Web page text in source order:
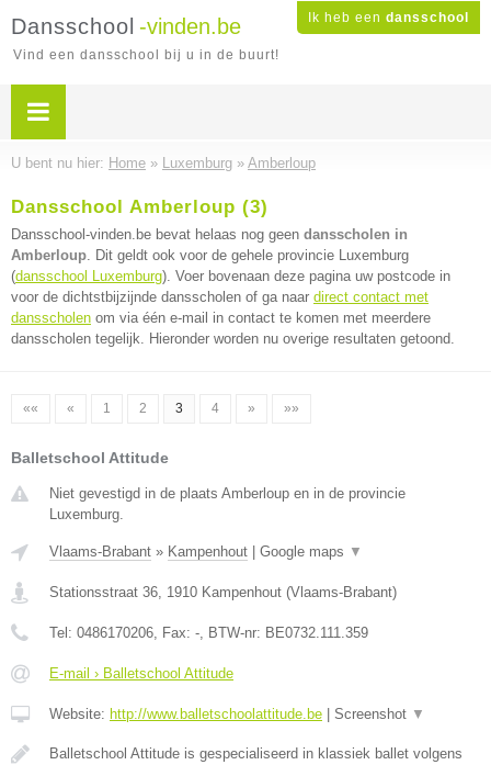
Ik heb een dansschool
Dansschool -vinden.be
Vind een dansschool bij u in de buurt!
U bent nu hier: Home » Luxemburg » Amberloup
Dansschool Amberloup (3)
Dansschool-vinden.be bevat helaas nog geen dansscholen in
Amberloup. Dit geldt ook voor de gehele provincie Luxemburg
(dansschool Luxemburg). Voer bovenaan deze pagina uw postcode in
voor de dichtstbijzijnde dansscholen of ga naar direct contact met
dansscholen om via één e-mail in contact te komen met meerdere
dansscholen tegelijk. Hieronder worden nu overige resultaten getoond.
«« « 1 2 3 4 » »»
Balletschool Attitude
Niet gevestigd in de plaats Amberloup en in de provincie
Luxemburg.
Vlaams-Brabant » Kampenhout Google maps ▼
Stationsstraat 36, 1910 Kampenhout (Vlaams-Brabant)
Tel: 0486170206, Fax: -, BTW-nr: BE0732.111.359
E-mail › Balletschool Attitude
Website: http://www.balletschoolattitude.be Screenshot ▼
Balletschool Attitude is gespecialiseerd in klassiek ballet volgens